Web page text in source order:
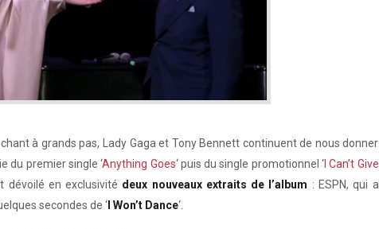
à grands pas, Lady Gaga et Tony Bennett continuent de nous donner
du premier single ‘Anything Goes‘ puis du single promotionnel ‘I Can’t Give
dévoilé en exclusivité deux nouveaux extraits de l’album : ESPN, qui a
secondes de ‘ I Won’t Dance‘.